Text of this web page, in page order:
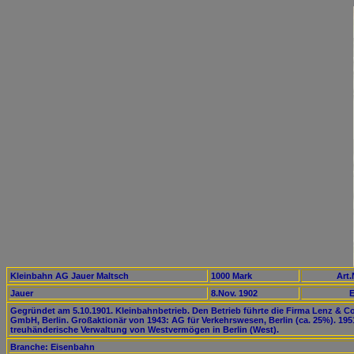
Kleinbahn AG Jauer Maltsch 1000 Mark
Jauer
8.Nov. 1902
Gegründet am 5.10.1901. Kleinbahnbetrieb. Den Betrieb führte die Firma Lenz &
GmbH, Berlin. Großaktionär von 1943: AG für Verkehrswesen, Berlin (ca. 25%).
treuhänderische Verwaltung von Westvermögen in Berlin (West).
Branche: Eisenbahn